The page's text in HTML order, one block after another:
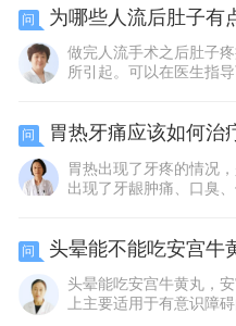
问 为哪些人流后肚子有
做完人流手术之后肚子
所引起。可以在医生指
问 胃热牙痛应该如何治
胃热出现了牙疼的情况
出现了牙龈肿痛、口臭
问 头晕能不能吃安宫牛
头晕能吃安宫牛黄丸，
上主要适用于有意识障